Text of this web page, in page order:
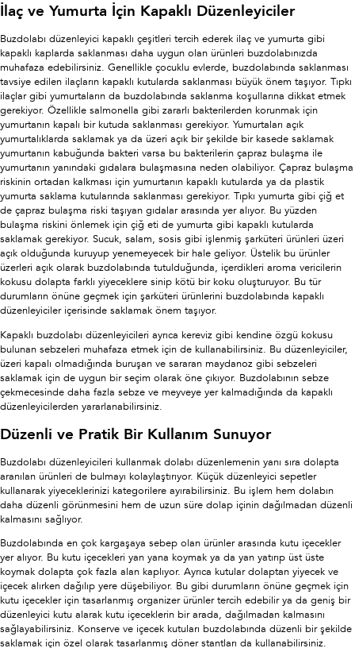
İlaç ve Yumurta İçin Kapaklı Düzenleyiciler
Buzdolabı düzenleyici kapaklı çeşitleri tercih ederek ilaç ve yumurta gibi
kapaklı kaplarda saklanması daha uygun olan ürünleri buzdolabınızda
muhafaza edebilirsiniz. Genellikle çocuklu evlerde, buzdolabında saklanması
tavsiye edilen ilaçların kapaklı kutularda saklanması büyük önem taşıyor. Tıpkı
ilaçlar gibi yumurtaların da buzdolabında saklanma koşullarına dikkat etmek
gerekiyor. Özellikle salmonella gibi zararlı bakterilerden korunmak için
yumurtanın kapalı bir kutuda saklanması gerekiyor. Yumurtaları açık
yumurtalıklarda saklamak ya da üzeri açık bir şekilde bir kasede saklamak
yumurtanın kabuğunda bakteri varsa bu bakterilerin çapraz bulaşma ile
yumurtanın yanındaki gıdalara bulaşmasına neden olabiliyor. Çapraz bulaşma
riskinin ortadan kalkması için yumurtanın kapaklı kutularda ya da plastik
yumurta saklama kutularında saklanması gerekiyor. Tıpkı yumurta gibi çiğ et
de çapraz bulaşma riski taşıyan gıdalar arasında yer alıyor. Bu yüzden
bulaşma riskini önlemek için çiğ eti de yumurta gibi kapaklı kutularda
saklamak gerekiyor. Sucuk, salam, sosis gibi işlenmiş şarküteri ürünleri üzeri
açık olduğunda kuruyup yenemeyecek bir hale geliyor. Üstelik bu ürünler
üzerleri açık olarak buzdolabında tutulduğunda, içerdikleri aroma vericilerin
kokusu dolapta farklı yiyeceklere sinip kötü bir koku oluşturuyor. Bu tür
durumların önüne geçmek için şarküteri ürünlerini buzdolabında kapaklı
düzenleyiciler içerisinde saklamak önem taşıyor.
Kapaklı buzdolabı düzenleyicileri ayrıca kereviz gibi kendine özgü kokusu
bulunan sebzeleri muhafaza etmek için de kullanabilirsiniz. Bu düzenleyiciler,
üzeri kapalı olmadığında buruşan ve sararan maydanoz gibi sebzeleri
saklamak için de uygun bir seçim olarak öne çıkıyor. Buzdolabının sebze
çekmecesinde daha fazla sebze ve meyveye yer kalmadığında da kapaklı
düzenleyicilerden yararlanabilirsiniz.
Düzenli ve Pratik Bir Kullanım Sunuyor
Buzdolabı düzenleyicileri kullanmak dolabı düzenlemenin yanı sıra dolapta
aranılan ürünleri de bulmayı kolaylaştırıyor. Küçük düzenleyici sepetler
kullanarak yiyeceklerinizi kategorilere ayırabilirsiniz. Bu işlem hem dolabın
daha düzenli görünmesini hem de uzun süre dolap içinin dağılmadan düzenli
kalmasını sağlıyor.
Buzdolabında en çok kargaşaya sebep olan ürünler arasında kutu içecekler
yer alıyor. Bu kutu içecekleri yan yana koymak ya da yan yatırıp üst üste
koymak dolapta çok fazla alan kaplıyor. Ayrıca kutular dolaptan yiyecek ve
içecek alırken dağılıp yere düşebiliyor. Bu gibi durumların önüne geçmek için
kutu içecekler için tasarlanmış organizer ürünler tercih edebilir ya da geniş bir
düzenleyici kutu alarak kutu içeceklerin bir arada, dağılmadan kalmasını
sağlayabilirsiniz. Konserve ve içecek kutuları buzdolabında düzenli bir şekilde
saklamak için özel olarak tasarlanmış döner stantları da kullanabilirsiniz.